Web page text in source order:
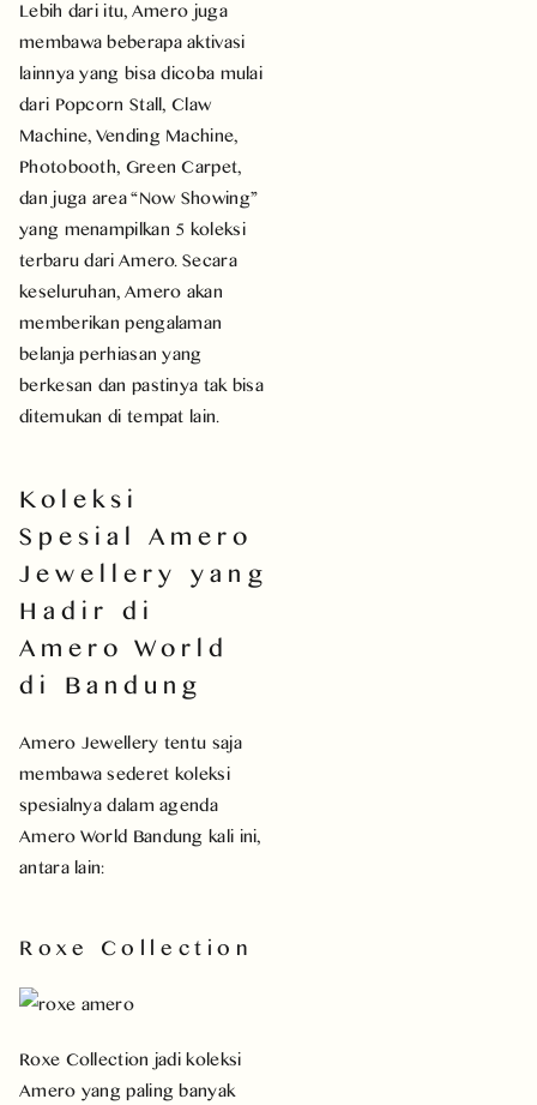
Lebih dari itu, Amero juga
membawa beberapa aktivasi
lainnya yang bisa dicoba mulai
dari Popcorn Stall, Claw
Machine, Vending Machine,
Photobooth, Green Carpet,
dan juga area “Now Showing”
yang menampilkan 5 koleksi
terbaru dari Amero. Secara
keseluruhan, Amero akan
memberikan pengalaman
belanja perhiasan yang
berkesan dan pastinya tak bisa
ditemukan di tempat lain.
Koleksi
Spesial Amero
Jewellery yang
Hadir di
Amero World
di Bandung
Amero Jewellery tentu saja
membawa sederet koleksi
spesialnya dalam agenda
Amero World Bandung kali ini,
antara lain:
Roxe Collection
Roxe Collection jadi koleksi
Amero yang paling banyak